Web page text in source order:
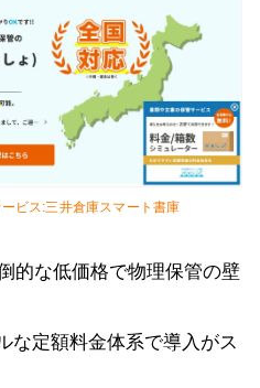
ビス:三井倉庫スマート書庫
的な低価格で物理保管の壁
な定額料金体系で導入がス